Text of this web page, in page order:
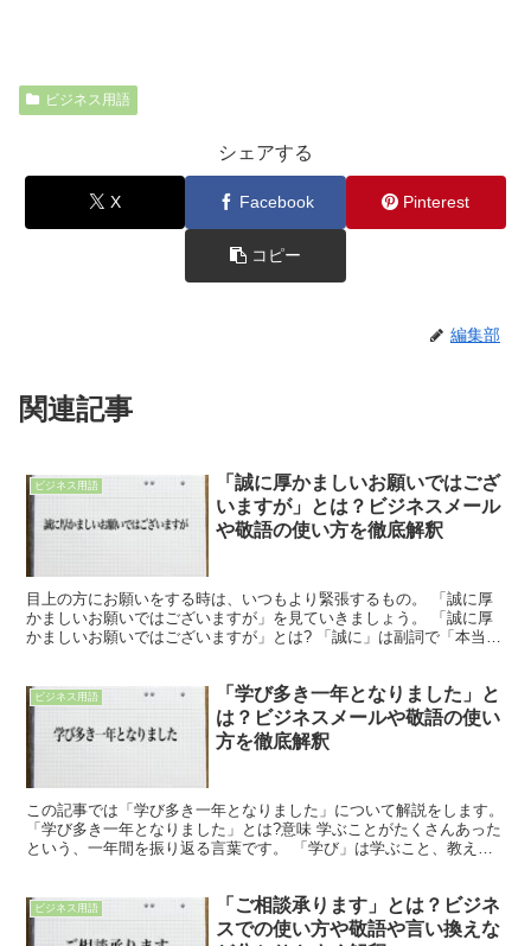
ビジネス用語
シェアする
X Facebook Pinterest
コピー
編集部
関連記事
ビジネス用語
「誠に厚かましいお願いではござ
いますが」とは？ビジネスメール
や敬語の使い方を徹底解釈
目上の方にお願いをする時は、いつもより緊張するもの。 「誠に厚
かましいお願いではございますが」を見ていきましょう。 「誠に厚
かましいお願いではございますが」とは? 「誠に」は副詞で「本当
ビジネス用語
「学び多き一年となりました」と
は？ビジネスメールや敬語の使い
方を徹底解釈
この記事では「学び多き一年となりました」について解説をします。
「学び多き一年となりました」とは?意味 学ぶことがたくさんあった
という、一年間を振り返る言葉です。 「学び」は学ぶこと、教えて
ビジネス用語
「ご相談承ります」とは？ビジネ
スでの使い方や敬語や言い換えな